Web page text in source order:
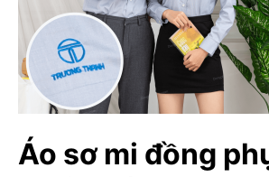
Áo sơ mi đồng